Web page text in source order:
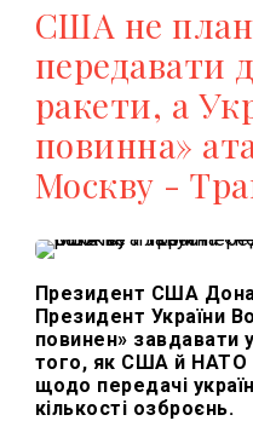
США не
передавати
ракети, а
повинна»
Москву -
Президент США
Президент України
повинен» завдавати
того, як США й НАТО
щодо передачі
кількості озброєнь.